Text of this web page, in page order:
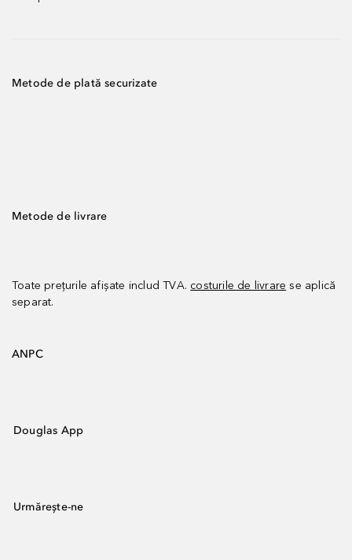
Metode de plată securizate
Metode de livrare
Toate prețurile afișate includ TVA. costurile de livrare se aplică
separat.
ANPC
Douglas App
Urmărește-ne